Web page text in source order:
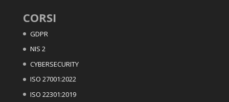
CORSI
GDPR
NIS 2
CYBERSECURITY
ISO 27001:2022
ISO 22301:2019